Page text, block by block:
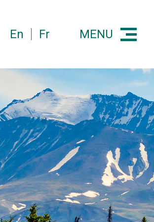
En Fr MENU Menu